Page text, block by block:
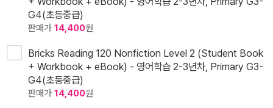
G4(초등중급)
판매가 14,400원
Bricks Reading 120 Nonfiction Level 2 (Student Book
+ Workbook + eBook) - 영어학습 2-3년차, Primary G3-
G4(초등중급)
판매가 14,400원